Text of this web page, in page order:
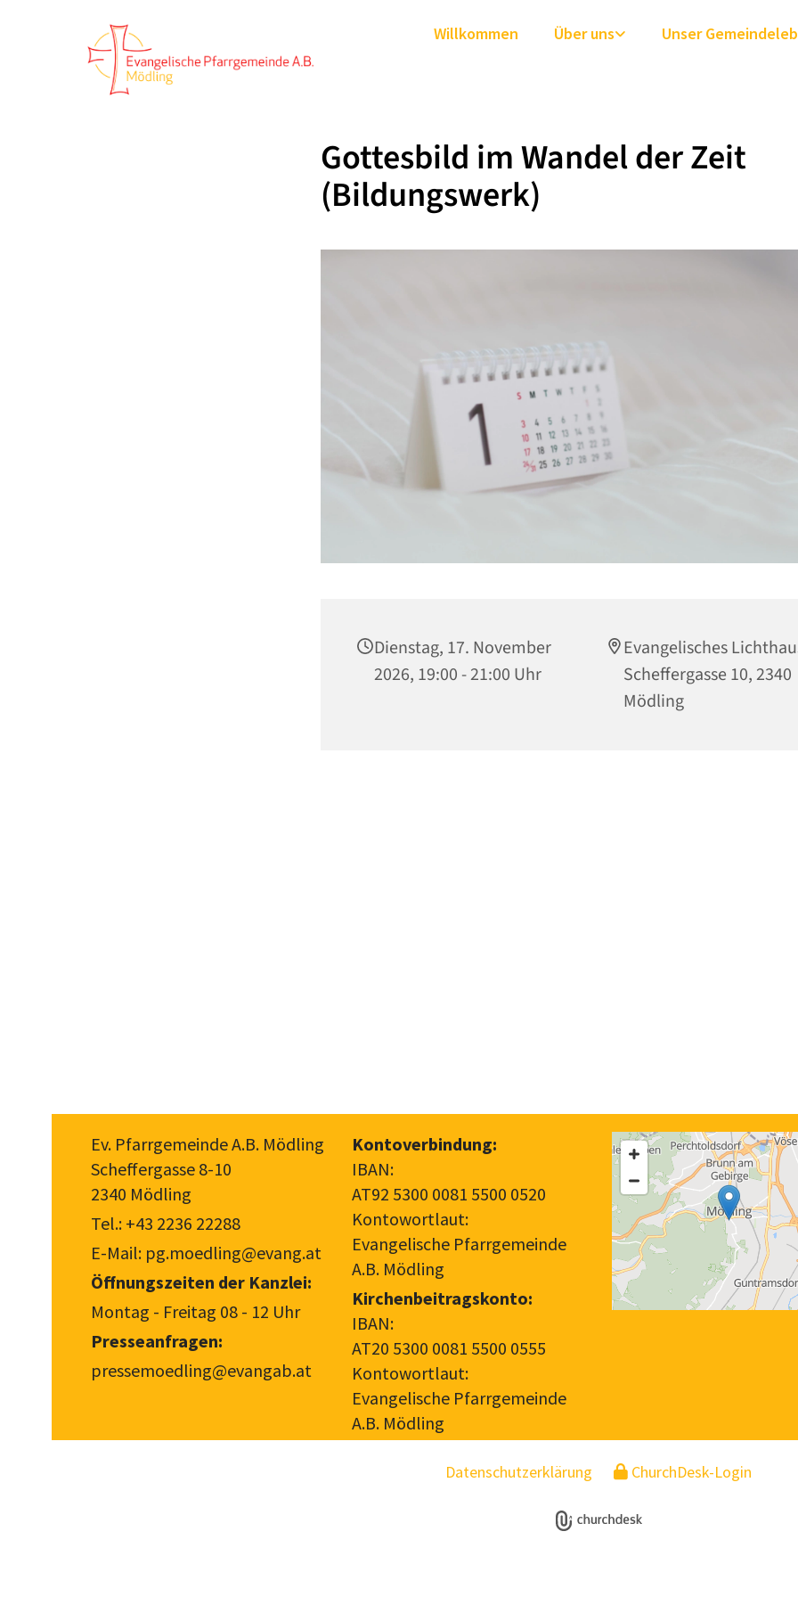
Willkommen Über uns Unser
Gottesbild im Wandel der Zeit
(Bildungswerk)
Dienstag, 17. November
2026, 19:00 - 21:00 Uhr
Evangelisches
Scheffergasse 10, 2340
Mödling
Ev. Pfarrgemeinde A.B. Mödling
Scheffergasse 8-10
2340 Mödling
Tel.: +43 2236 22288
E-Mail: pg.moedling@evang.at
Öffnungszeiten der Kanzlei:
Montag - Freitag 08 - 12 Uhr
Presseanfragen:
pressemoedling@evangab.at
Kontoverbindung:
IBAN:
AT92 5300 0081 5500 0520
Kontowortlaut:
Evangelische Pfarrgemeinde
A.B. Mödling
Kirchenbeitragskonto:
IBAN:
AT20 5300 0081 5500 0555
Kontowortlaut:
Evangelische Pfarrgemeinde
A.B. Mödling
Datenschutzerklärung ChurchDesk-Login